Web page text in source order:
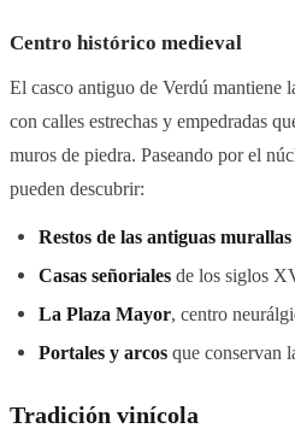
Centro histórico medieval
El casco antiguo de Verdú mantiene
con calles estrechas y empedradas
muros de piedra. Paseando por el
pueden descubrir:
Restos de las antiguas
Casas señoriales de los siglos
La Plaza Mayor, centro
Portales y arcos que conservan
Tradición vinícola